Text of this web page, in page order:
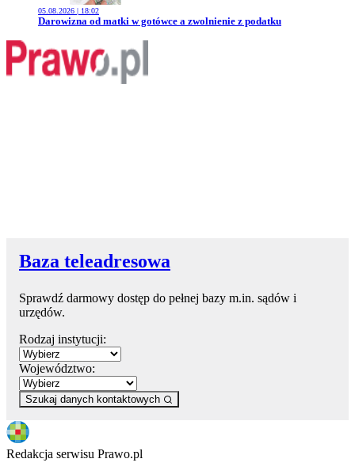
05.08.2026 | 18:02
Przejdź do artykułu:
Darowizna od matki w gotówce a zwolnienie z podatku
Baza teleadresowa
Sprawdź darmowy dostęp do pełnej bazy m.in. sądów i
urzędów.
Rodzaj instytucji:
Województwo:
Szukaj danych kontaktowych
Redakcja serwisu Prawo.pl